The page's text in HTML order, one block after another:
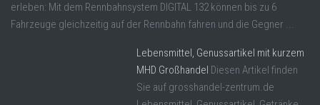
erleben: Mit dem Rennbahnsystem DIGITAL 132 können bis zu 6
Fahrzeuge gleichzeitig auf der Rennbahn fahren und die Gegner ...
Lebensmittel, Genussartikel mit kurzem
MHD Großhandel Diesen Artikel finden
Sie auf grosshandel-zentrum.de